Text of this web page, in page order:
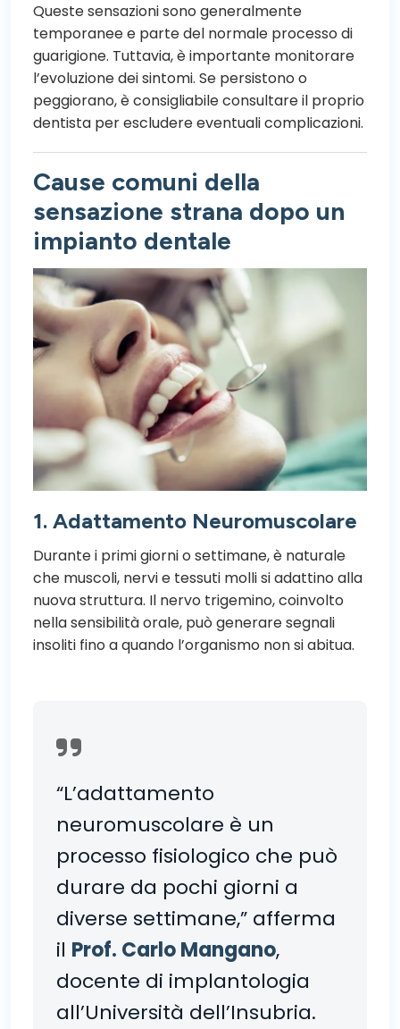
Queste sensazioni sono generalmente
temporanee e parte del normale processo di
guarigione. Tuttavia, è importante monitorare
l’evoluzione dei sintomi. Se persistono o
peggiorano, è consigliabile consultare il proprio
dentista per escludere eventuali complicazioni.
Cause comuni della
sensazione strana dopo un
impianto dentale
1. Adattamento Neuromuscolare
Durante i primi giorni o settimane, è naturale
che muscoli, nervi e tessuti molli si adattino alla
nuova struttura. Il nervo trigemino, coinvolto
nella sensibilità orale, può generare segnali
insoliti fino a quando l’organismo non si abitua.
“L’adattamento
neuromuscolare è un
processo fisiologico che può
durare da pochi giorni a
diverse settimane,” afferma
il Prof. Carlo Mangano,
docente di implantologia
all’Università dell’Insubria.